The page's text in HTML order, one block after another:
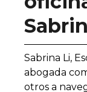
Sabrina Li,
abogada
otros a